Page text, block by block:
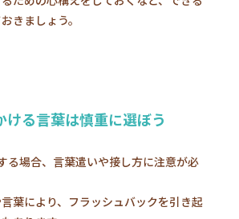
きましょう。
ける言葉は慎重に選ぼう
る場合、言葉遣いや接し方に注意が必
葉により、フラッシュバックを引き起